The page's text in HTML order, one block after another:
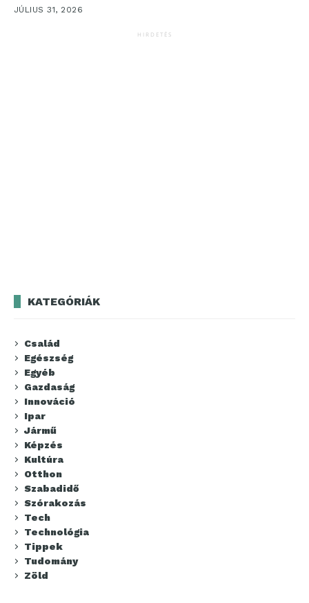
JÚLIUS 31, 2026
HIRDETÉS
KATEGÓRIÁK
Család
Egészség
Egyéb
Gazdaság
Innováció
Ipar
Jármű
Képzés
Kultúra
Otthon
Szabadidő
Szórakozás
Tech
Technológia
Tippek
Tudomány
Zöld